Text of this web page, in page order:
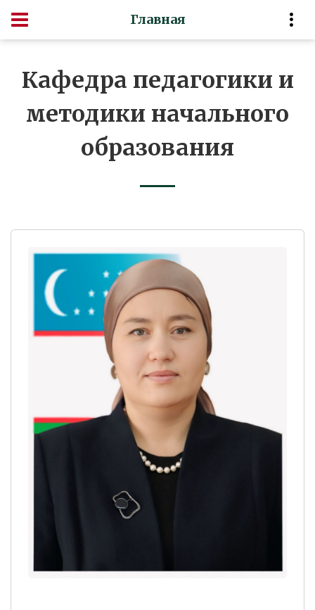
Главная
Кафедра педагогики и
методики начального
образования